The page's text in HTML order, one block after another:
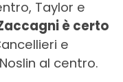
Taylor e
è certo
e
al centro.